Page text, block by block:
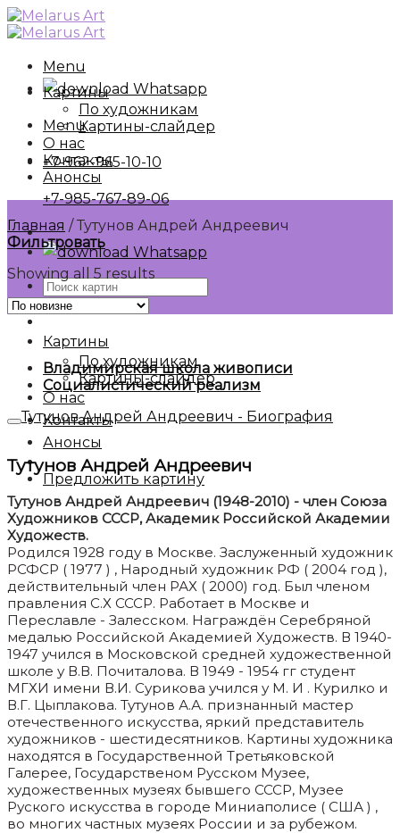
Skip
to
Menu
Whatsapp
Menu
+7-962-965-10-10
+7-985-767-89-06
Whatsapp
Искать:
Картины
По художникам
Картины-слайдер
О нас
Контакты
Анонсы
Предложить картину
Картины
По художникам
Картины-слайдер
О нас
Контакты
Анонсы
Главная /Тутунов Андрей Андреевич
Фильтровать
Showing all 5 results
Владимирская школа живописи
Социалистический реализм
Тутунов Андрей Андреевич - Биография
Тутунов Андрей Андреевич
Тутунов Андрей Андреевич (1948-2010) - член Союза
Художников СССР, Академик Российской Академии
Художеств.
Родился 1928 году в Москве. Заслуженный художник
РСФСР ( 1977 ) , Народный художник РФ ( 2004 год ),
действительный член РАХ ( 2000) год. Был членом
правления С.Х СССР. Работает в Москве и
Переславле - Залесском. Награждён Серебряной
медалью Российской Академией Художеств. В 1940-
1947 учился в Московской средней художественной
школе у В.В. Почиталова. В 1949 - 1954 гг студент
МГХИ имени В.И. Сурикова учился у М. И . Курилко и
В.Г. Цыплакова. Тутунов А.А. признанный мастер
отечественного искусства, яркий представитель
художников - шестидесятников. Картины художника
находятся в Государственной Третьяковской
Галерее, Государственом Русском Музее,
художественных музеях бывшего СССР, Музее
Руского искусства в городе Миниаполисе ( США ) ,
во многих частных музеях России и за рубежом.